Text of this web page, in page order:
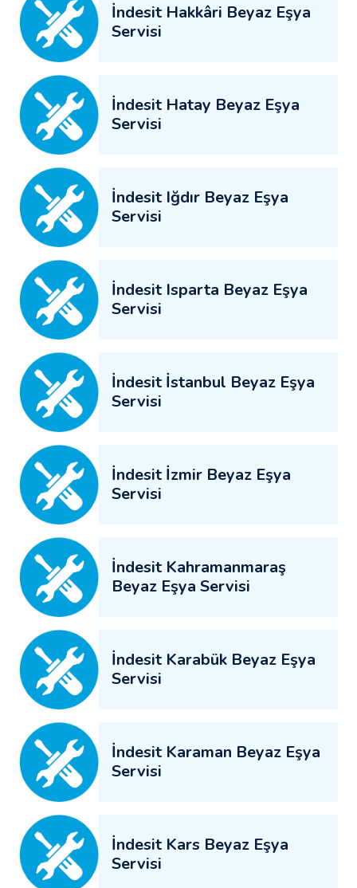
İndesit Hakkâri Beyaz Eşya
Servisi
İndesit Hatay Beyaz Eşya
Servisi
İndesit Iğdır Beyaz Eşya
Servisi
İndesit Isparta Beyaz Eşya
Servisi
İndesit İstanbul Beyaz Eşya
Servisi
İndesit İzmir Beyaz Eşya
Servisi
İndesit Kahramanmaraş
Beyaz Eşya Servisi
İndesit Karabük Beyaz Eşya
Servisi
İndesit Karaman Beyaz Eşya
Servisi
İndesit Kars Beyaz Eşya
Servisi